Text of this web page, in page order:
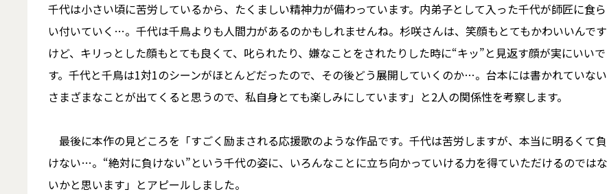
千代は小さい頃に苦労しているから、たくましい精神力が備わっています。内弟子として入った千代が師匠に食ら
い付いていく…。千代は千鳥よりも人間力があるのかもしれませんね。杉咲さんは、笑顔もとてもかわいいんです
けど、キリっとした顔もとても良くて、叱られたり、嫌なことをされたりした時に“キッ”と見返す顔が実にいいで
す。千代と千鳥は1対1のシーンがほとんどだったので、その後どう展開していくのか…。台本には書かれていない
さまざまなことが出てくると思うので、私自身とても楽しみにしています」と2人の関係性を考察します。
最後に本作の見どころを「すごく励まされる応援歌のような作品です。千代は苦労しますが、本当に明るくて負
けない…。“絶対に負けない”という千代の姿に、いろんなことに立ち向かっていける力を得ていただけるのではな
いかと思います」とアピールしました。